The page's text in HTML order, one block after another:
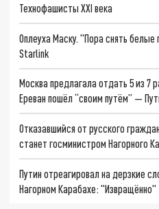
Технофашисты XXI века
Оплеуха Маску. "Пора снять белые
Starlink
Москва предлагала отдать 5 из 7
Ереван пошёл “своим путём” —
Отказавшийся от русского
станет госминистром Нагорного
Путин отреагировал на дерзкие
Нагорном Карабахе: "Извращённо"